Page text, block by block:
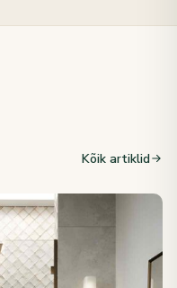
Kõik artiklid